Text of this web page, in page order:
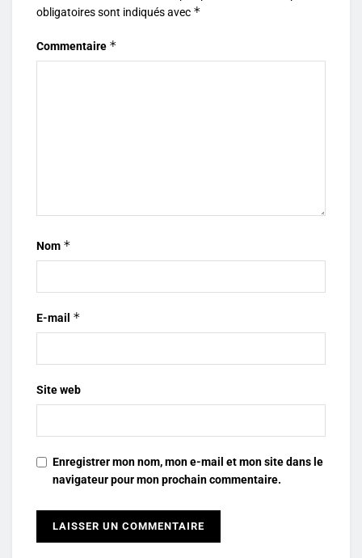
obligatoires sont indiqués avec *
Commentaire *
Nom *
E-mail *
Site web
Enregistrer mon nom, mon e-mail et mon site dans le
navigateur pour mon prochain commentaire.